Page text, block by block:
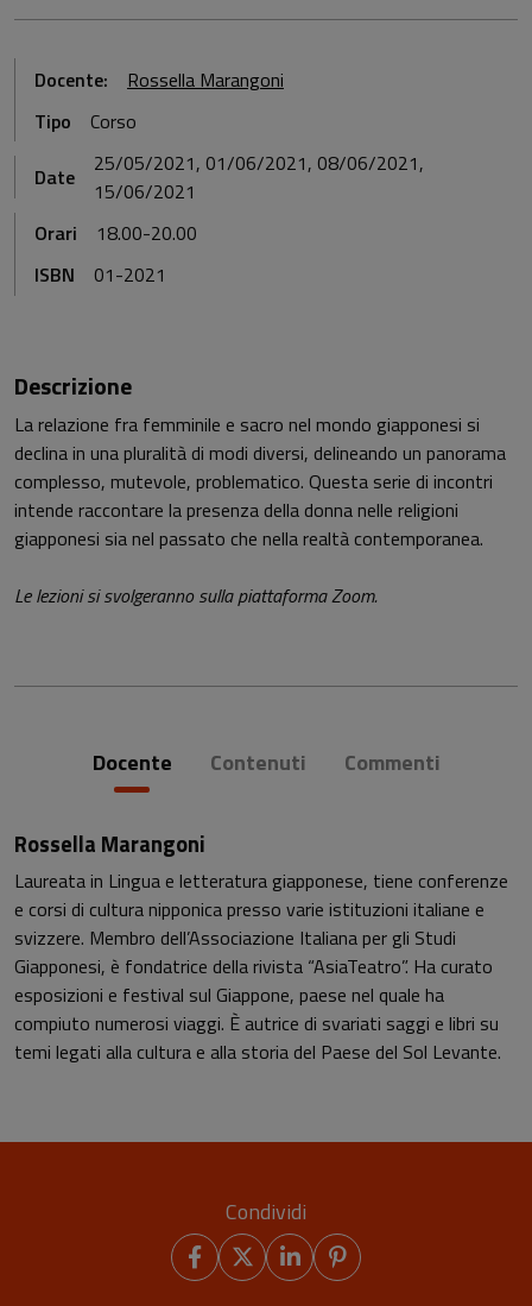
Docente:
Rossella Marangoni
Tipo
Corso
Date
25/05/2021, 01/06/2021, 08/06/2021,
15/06/2021
Orari
18.00-20.00
ISBN
01-2021
Descrizione
La relazione fra femminile e sacro nel mondo giapponesi si
declina in una pluralità di modi diversi, delineando un panorama
complesso, mutevole, problematico. Questa serie di incontri
intende raccontare la presenza della donna nelle religioni
giapponesi sia nel passato che nella realtà contemporanea.
Le lezioni si svolgeranno sulla piattaforma Zoom.
Docente Contenuti Commenti
Rossella Marangoni
Laureata in Lingua e letteratura giapponese, tiene conferenze
e corsi di cultura nipponica presso varie istituzioni italiane e
svizzere. Membro dell’Associazione Italiana per gli Studi
Giapponesi, è fondatrice della rivista “AsiaTeatro”. Ha curato
esposizioni e festival sul Giappone, paese nel quale ha
compiuto numerosi viaggi. È autrice di svariati saggi e libri su
temi legati alla cultura e alla storia del Paese del Sol Levante.
Condividi